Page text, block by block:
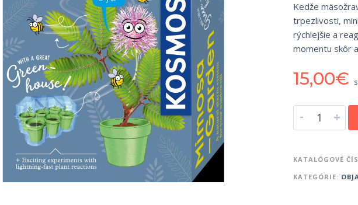
Kedže
trpezlivosti,
rýchlejšie a
momentu skôr
15,00€
- +
KATALÓGOVÉ
KATEGÓRIE: